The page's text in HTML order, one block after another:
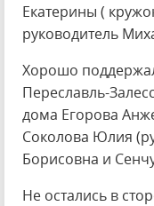
Екатерины (
руководитель
Хорошо
Переславль-
дома Егорова
Соколова Юлия
Борисовна и
Не остались в